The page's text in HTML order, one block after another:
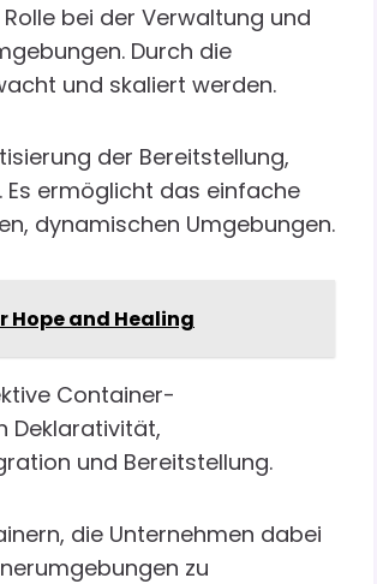
bei der Verwaltung und
Durch die
und skaliert werden.
der Bereitstellung,
ermöglicht das einfache
dynamischen Umgebungen.
and Healing
Container-
Deklarativität,
und Bereitstellung.
die Unternehmen dabei
zu